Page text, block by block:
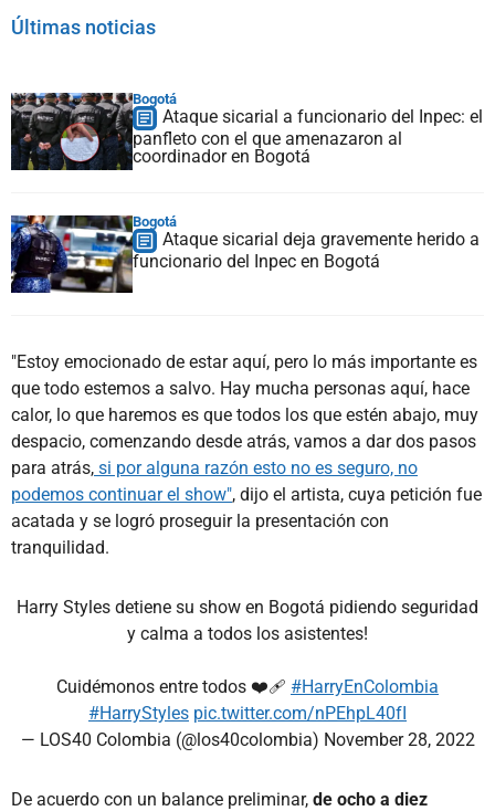
Últimas noticias
Bogotá
Ataque sicarial a funcionario del Inpec: el
panfleto con el que amenazaron al
coordinador en Bogotá
Bogotá
Ataque sicarial deja gravemente herido a
funcionario del Inpec en Bogotá
"Estoy emocionado de estar aquí, pero lo más importante es
que todo estemos a salvo. Hay mucha personas aquí, hace
calor, lo que haremos es que todos los que estén abajo, muy
despacio, comenzando desde atrás, vamos a dar dos pasos
para atrás, si por alguna razón esto no es seguro, no
podemos continuar el show", dijo el artista, cuya petición fue
acatada y se logró proseguir la presentación con
tranquilidad.
Harry Styles detiene su show en Bogotá pidiendo seguridad
y calma a todos los asistentes!
Cuidémonos entre todos ❤️‍🩹 #HarryEnColombia
#HarryStyles pic.twitter.com/nPEhpL40fI
— LOS40 Colombia (@los40colombia) November 28, 2022
De acuerdo con un balance preliminar, de ocho a diez